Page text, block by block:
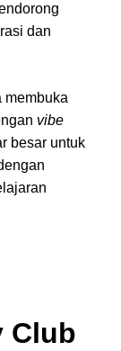
dan
membuka
vibe
besar untuk
Club